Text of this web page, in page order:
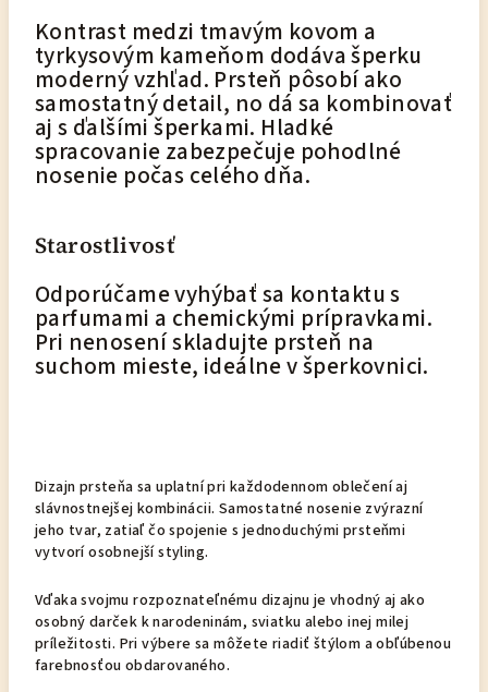
Kontrast medzi tmavým kovom a
tyrkysovým kameňom dodáva šperku
moderný vzhľad. Prsteň pôsobí ako
samostatný detail, no dá sa kombinovať
aj s ďalšími šperkami. Hladké
spracovanie zabezpečuje pohodlné
nosenie počas celého dňa.
Starostlivosť
Odporúčame vyhýbať sa kontaktu s
parfumami a chemickými prípravkami.
Pri nenosení skladujte prsteň na
suchom mieste, ideálne v šperkovnici.
Dizajn prsteňa sa uplatní pri každodennom oblečení aj
slávnostnejšej kombinácii. Samostatné nosenie zvýrazní
jeho tvar, zatiaľ čo spojenie s jednoduchými prsteňmi
vytvorí osobnejší styling.
Vďaka svojmu rozpoznateľnému dizajnu je vhodný aj ako
osobný darček k narodeninám, sviatku alebo inej milej
príležitosti. Pri výbere sa môžete riadiť štýlom a obľúbenou
farebnosťou obdarovaného.